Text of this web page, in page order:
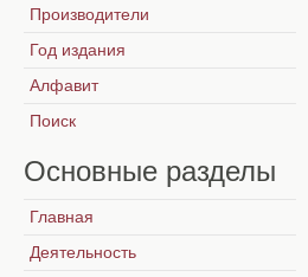
Производители
Год издания
Алфавит
Поиск
Основные разделы
Главная
Деятельность